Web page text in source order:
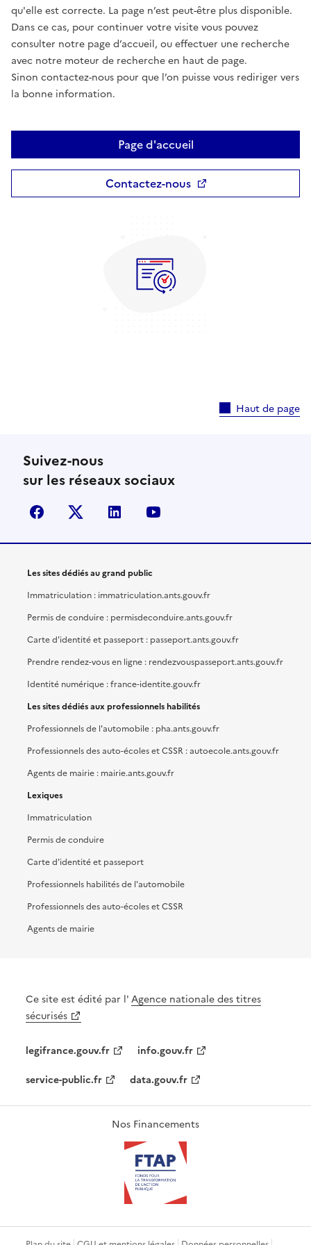
qu'elle est correcte. La page n’est peut-être plus disponible.
Dans ce cas, pour continuer votre visite vous pouvez
consulter notre page d’accueil, ou effectuer une recherche
avec notre moteur de recherche en haut de page.
Sinon contactez-nous pour que l’on puisse vous rediriger vers
la bonne information.
Page d'accueil
Contactez-nous
Haut de page
Suivez-nous
sur les réseaux sociaux
facebook X (anciennement Twitter)
linkedin
Les sites dédiés au grand public
Immatriculation : immatriculation.ants.gouv.fr
Permis de conduire : permisdeconduire.ants.gouv.fr
Carte d'identité et passeport : passeport.ants.gouv.fr
Prendre rendez-vous en ligne : rendezvouspasseport.ants.gouv.fr
Identité numérique : france-identite.gouv.fr
Les sites dédiés aux professionnels habilités
Professionnels de l'automobile : pha.ants.gouv.fr
Professionnels des auto-écoles et CSSR : autoecole.ants.gouv.fr
Agents de mairie : mairie.ants.gouv.fr
Lexiques
Immatriculation
Permis de conduire
Carte d'identité et passeport
Professionnels habilités de l'automobile
Professionnels des auto-écoles et CSSR
Agents de mairie
Ce site est édité par l'Agence nationale des titres
sécurisés
legifrance.gouv.fr
info.gouv.fr
service-public.fr
data.gouv.fr
Nos Financements